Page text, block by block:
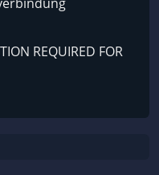
REQUIRED FOR